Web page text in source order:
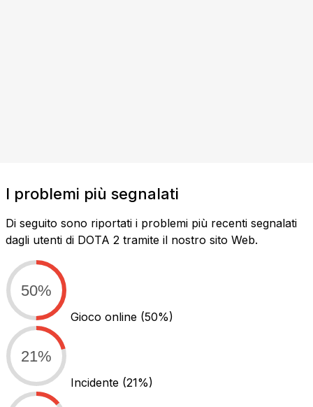
I problemi più segnalati
Di seguito sono riportati i problemi più recenti segnalati
dagli utenti di DOTA 2 tramite il nostro sito Web.
50%
Gioco online (50%)
21%
Incidente (21%)